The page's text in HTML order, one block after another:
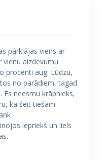
pārklājas viens ar
aizdevumu
procenti aug. Lūdzu,
no parādiem, tagad
neesmu krāpnieks,
ka šeit tiešām
iepriekš un liels